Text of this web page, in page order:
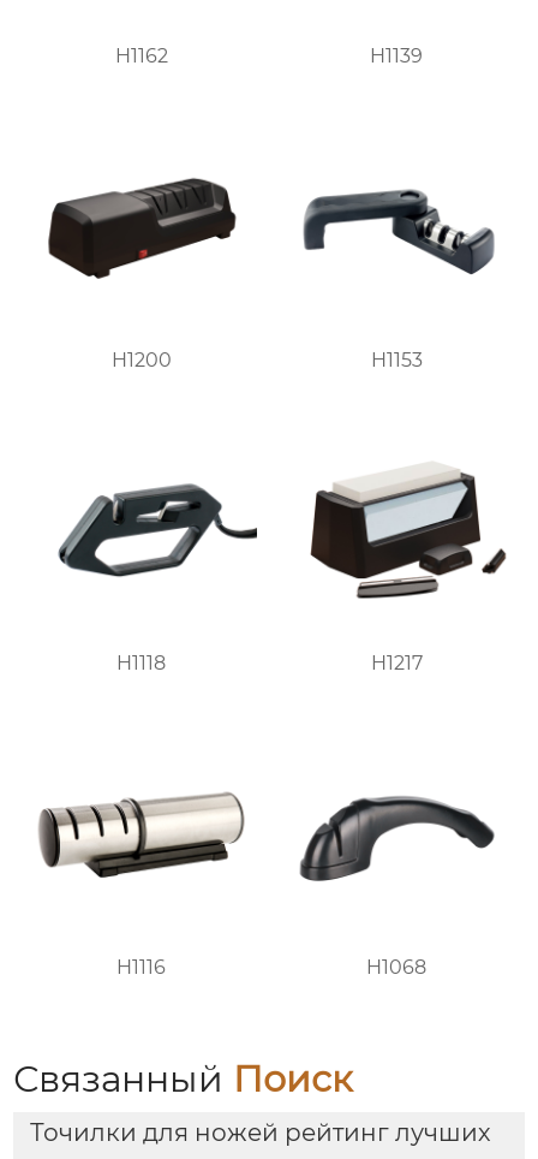
H1162 H1139
H1200 H1153
H1118 H1217
H1116 H1068
Связанный Поиск
Точилки для ножей рейтинг лучших